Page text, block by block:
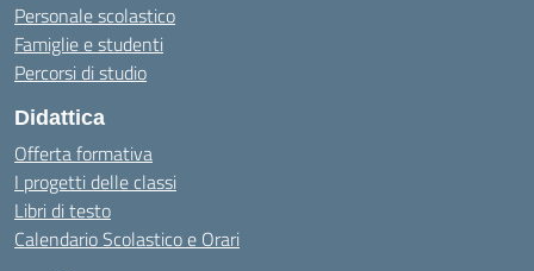
Personale scolastico
Famiglie e studenti
Percorsi di studio
Didattica
Offerta formativa
I progetti delle classi
Libri di testo
Calendario Scolastico e Orari